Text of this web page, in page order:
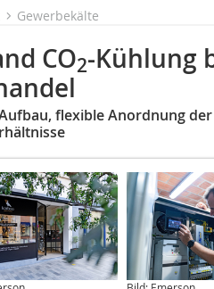
Gewerbekälte
CO2-Kühlung
flexible Anordnung